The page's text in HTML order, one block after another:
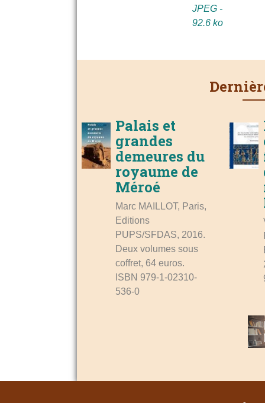
JPEG -
92.6 ko
Palais et
grandes
demeures du
royaume de
Méroé
Marc MAILLOT, Paris,
Editions
PUPS/SFDAS, 2016.
Deux volumes sous
coffret, 64 euros.
ISBN 979-1-02310-
536-0